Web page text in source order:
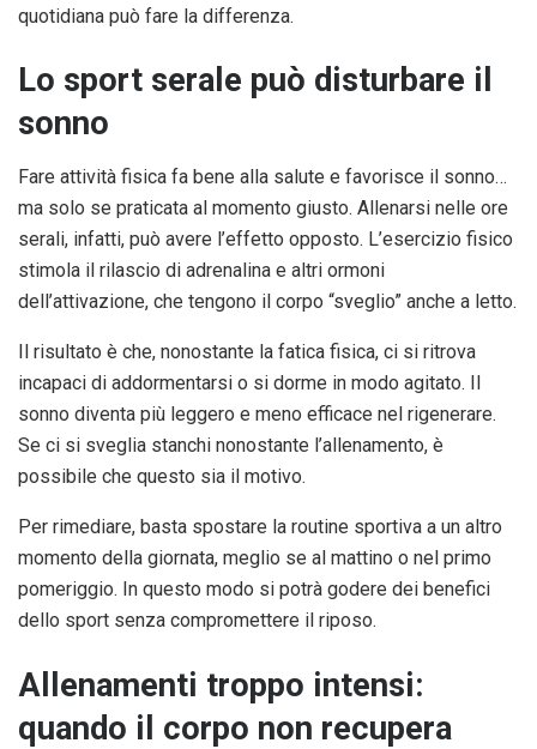
quotidiana può fare la differenza.
Lo sport serale può disturbare il
sonno
Fare attività fisica fa bene alla salute e favorisce il sonno…
ma solo se praticata al momento giusto. Allenarsi nelle ore
serali, infatti, può avere l’effetto opposto. L’esercizio fisico
stimola il rilascio di adrenalina e altri ormoni
dell’attivazione, che tengono il corpo “sveglio” anche a letto.
Il risultato è che, nonostante la fatica fisica, ci si ritrova
incapaci di addormentarsi o si dorme in modo agitato. Il
sonno diventa più leggero e meno efficace nel rigenerare.
Se ci si sveglia stanchi nonostante l’allenamento, è
possibile che questo sia il motivo.
Per rimediare, basta spostare la routine sportiva a un altro
momento della giornata, meglio se al mattino o nel primo
pomeriggio. In questo modo si potrà godere dei benefici
dello sport senza compromettere il riposo.
Allenamenti troppo intensi:
quando il corpo non recupera